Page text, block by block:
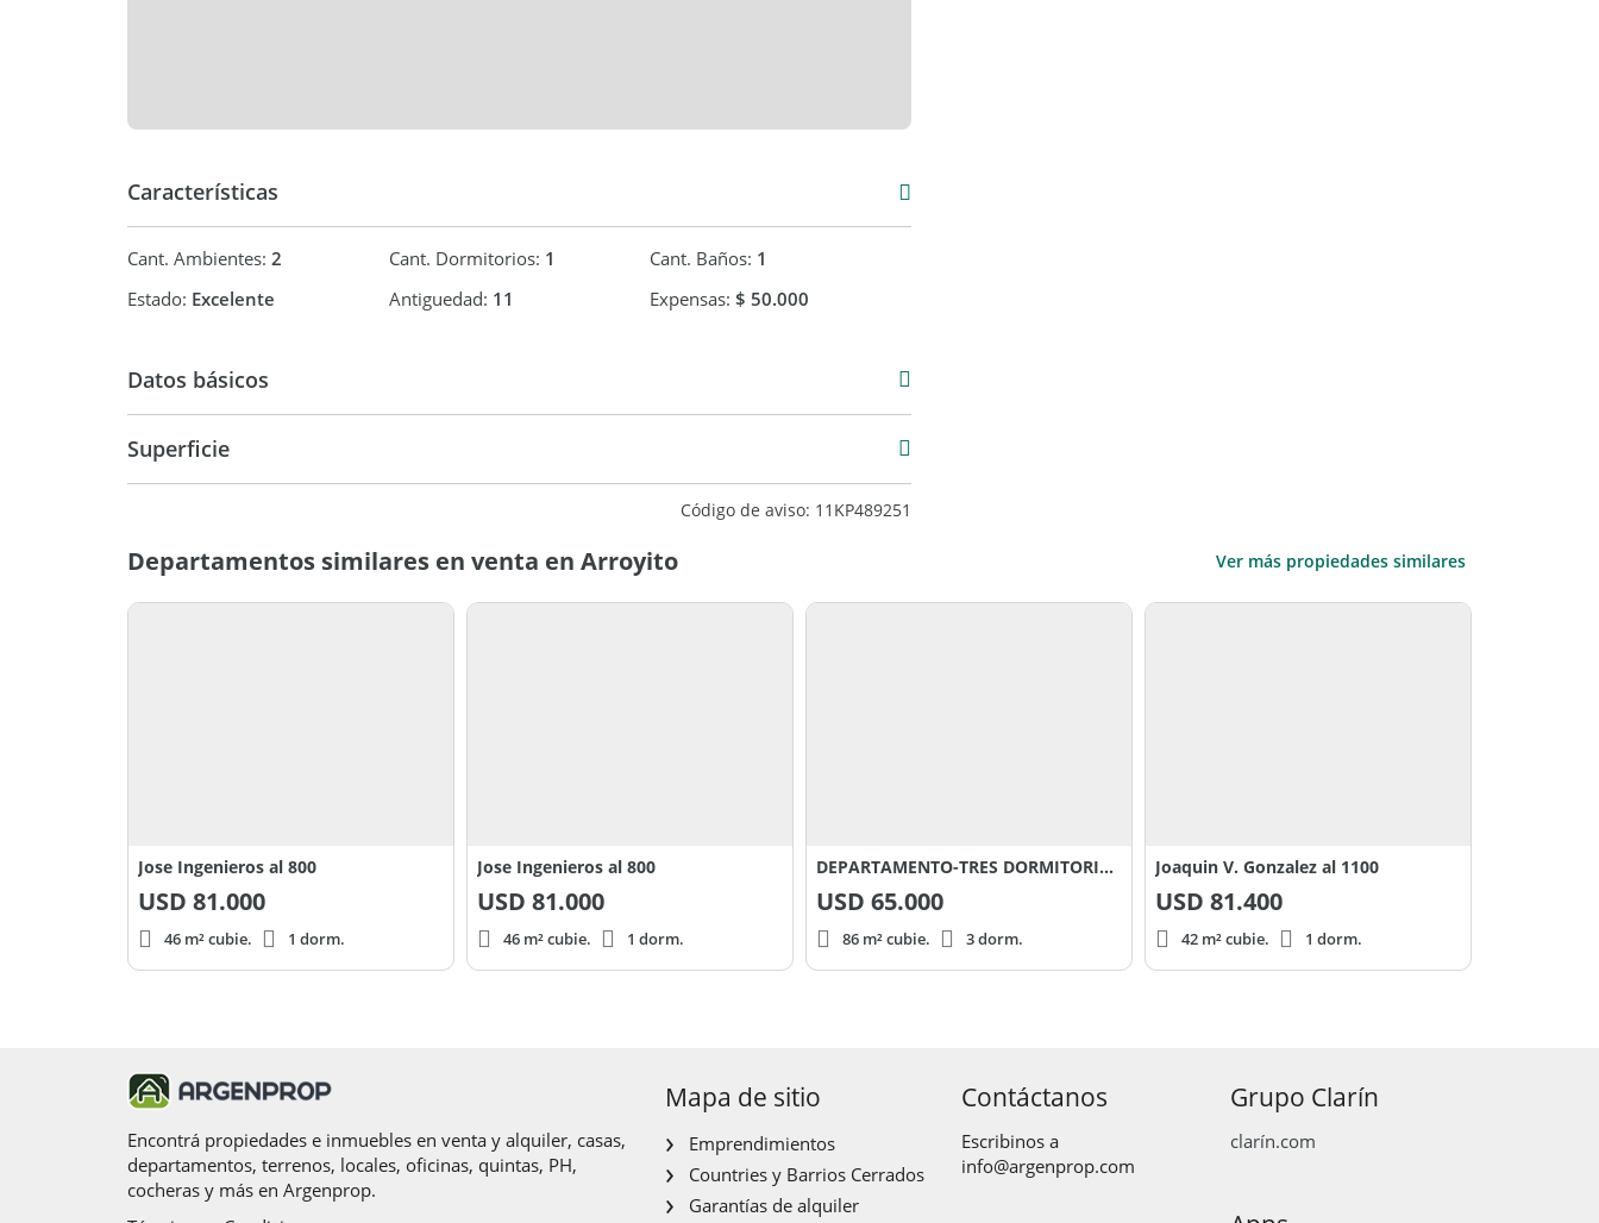
Características
Cant. Ambientes: 2 Cant. Dormitorios: 1 Cant. Baños: 1
Estado: Excelente Antiguedad: 11 Expensas:$ 50.000
Datos básicos
Superficie
Código de aviso: 11KP489251
Departamentos similares en venta en Arroyito Ver más propiedades similares
Jose Ingenieros al 800
USD 81.000
46 m² cubie. 1 dorm.
Jose Ingenieros al 800
USD 81.000
46 m² cubie. 1 dorm.
DEPARTAMENTO-TRES DORMITORIOS-DOS BAÑOS-ARROYITO-GONZALEZ al 1200
USD 65.000
86 m² cubie. 3 dorm.
Joaquin V. Gonzalez al 1100
USD 81.400
42 m² cubie. 1 dorm.
Encontrá propiedades e inmuebles en venta y alquiler, casas,
departamentos, terrenos, locales, oficinas, quintas, PH,
cocheras y más en Argenprop.
Mapa de sitio
Emprendimientos
Countries y Barrios Cerrados
Garantías de alquiler
Contáctanos
Escribinos a
info@argenprop.com
Grupo Clarín
clarín.com